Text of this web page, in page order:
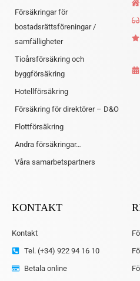
Försäkringar för
bostadsrättsföreningar /
samfälligheter
Tioårsförsäkring och
byggförsäkring
Hotellförsäkring
Försäkring för direktörer – D&O
Flottförsäkring
Andra försäkringar…
Våra samarbetspartners
KONTAKT
Kontakt
Tel. (+34) 922 94 16 10
Betala online